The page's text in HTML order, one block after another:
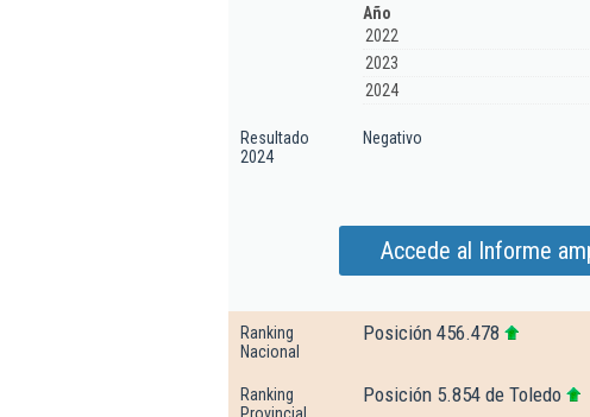
Año
2022
2023
2024
Resultado
2024
Negativo
Accede al Informe
Ranking
Nacional
Posición 456.478
Ranking
Posición 5.854 de Toledo